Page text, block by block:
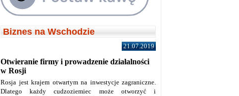
Biznes na Wschodzie
21.07.2019
Otwieranie firmy i prowadzenie działalności
w Rosji
Rosja jest krajem otwartym na inwestycje zagraniczne.
Dlatego każdy cudzoziemiec może otworzyć i